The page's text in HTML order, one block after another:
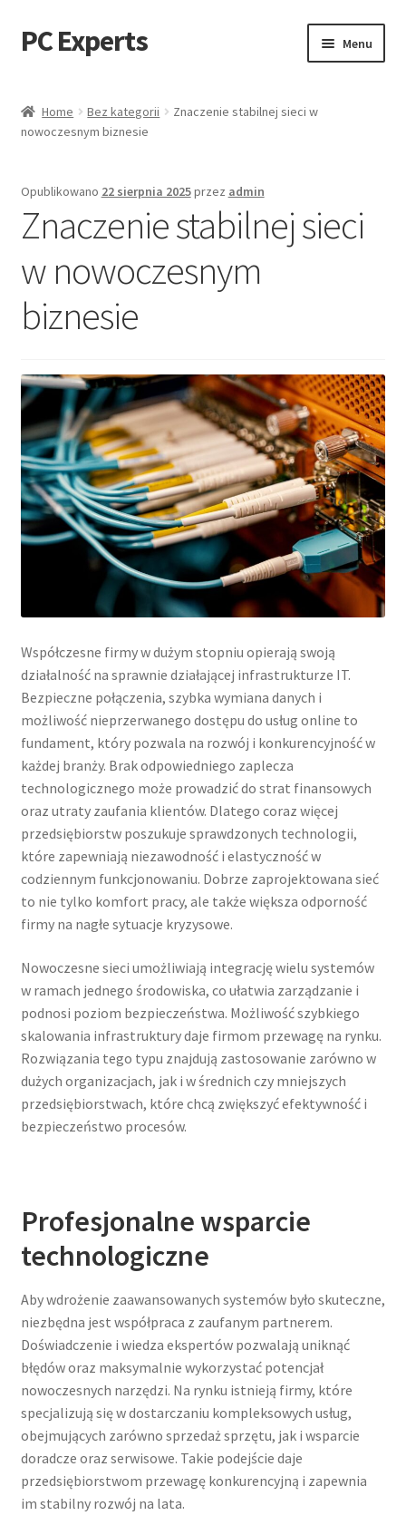
Przejdź
do
Przejdź
do
PC Experts Menu
Blog
Home Bez kategorii
Znaczenie stabilnej sieci w
nowoczesnym biznesie
Opublikowano 22 sierpnia 2025przez admin
Znaczenie stabilnej sieci
w nowoczesnym
biznesie
Współczesne firmy w dużym stopniu opierają swoją
działalność na sprawnie działającej infrastrukturze IT.
Bezpieczne połączenia, szybka wymiana danych i
możliwość nieprzerwanego dostępu do usług online to
fundament, który pozwala na rozwój i konkurencyjność w
każdej branży. Brak odpowiedniego zaplecza
technologicznego może prowadzić do strat finansowych
oraz utraty zaufania klientów. Dlatego coraz więcej
przedsiębiorstw poszukuje sprawdzonych technologii,
które zapewniają niezawodność i elastyczność w
codziennym funkcjonowaniu. Dobrze zaprojektowana sieć
to nie tylko komfort pracy, ale także większa odporność
firmy na nagłe sytuacje kryzysowe.
Nowoczesne sieci umożliwiają integrację wielu systemów
w ramach jednego środowiska, co ułatwia zarządzanie i
podnosi poziom bezpieczeństwa. Możliwość szybkiego
skalowania infrastruktury daje firmom przewagę na rynku.
Rozwiązania tego typu znajdują zastosowanie zarówno w
dużych organizacjach, jak i w średnich czy mniejszych
przedsiębiorstwach, które chcą zwiększyć efektywność i
bezpieczeństwo procesów.
Profesjonalne wsparcie
technologiczne
Aby wdrożenie zaawansowanych systemów było skuteczne,
niezbędna jest współpraca z zaufanym partnerem.
Doświadczenie i wiedza ekspertów pozwalają uniknąć
błędów oraz maksymalnie wykorzystać potencjał
nowoczesnych narzędzi. Na rynku istnieją firmy, które
specjalizują się w dostarczaniu kompleksowych usług,
obejmujących zarówno sprzedaż sprzętu, jak i wsparcie
doradcze oraz serwisowe. Takie podejście daje
przedsiębiorstwom przewagę konkurencyjną i zapewnia
im stabilny rozwój na lata.